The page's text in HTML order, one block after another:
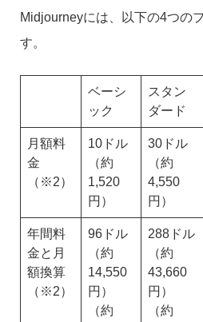
Midjourneyには、以下の4つの
す。
ベーシ
ック
スタン
ダード
月額料
金
（※2）
10ドル
（約
1,520
円）
30ドル
（約
4,550
円）
年間料
金と月
額換算
（※2）
96ドル
（約
14,550
円）
（約
288ドル
（約
43,660
円）
（約